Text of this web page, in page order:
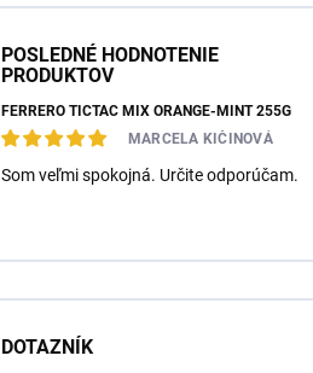
POSLEDNÉ HODNOTENIE
PRODUKTOV
FERRERO TICTAC MIX ORANGE-MINT 255G
MARCELA KIČINOVÁ
Som veľmi spokojná. Určite odporúčam.
DOTAZNÍK